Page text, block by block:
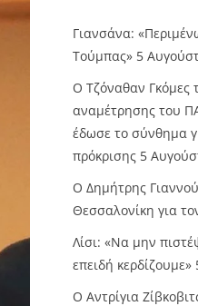
Γιανσάνα:
Τούμπας» 5
Ο Τζόναθαν Γκόμες
αναμέτρησης του
έδωσε το σύνθημα
πρόκρισης 5
Ο Δημήτρης
Θεσσαλονίκη για
Λίσι: «Να μην
επειδή κερδίζουμε»
Ο Αντρίγια